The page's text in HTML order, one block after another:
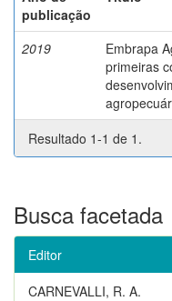
publicação
2019
Embrapa
primeiras
Resultado 1-1 de 1.
Busca facetada
Editor
CARNEVALLI, R. A.